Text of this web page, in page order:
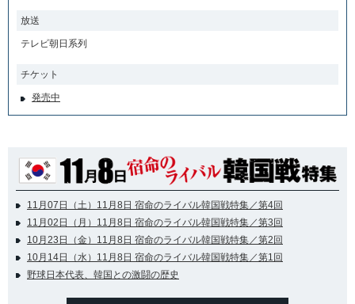
放送
テレビ朝日系列
チケット
発売中
11月07日（土）11月8日 宿命のライバル韓国戦特集／第4回
11月02日（月）11月8日 宿命のライバル韓国戦特集／第3回
10月23日（金）11月8日 宿命のライバル韓国戦特集／第2回
10月14日（水）11月8日 宿命のライバル韓国戦特集／第1回
野球日本代表、韓国との激闘の歴史